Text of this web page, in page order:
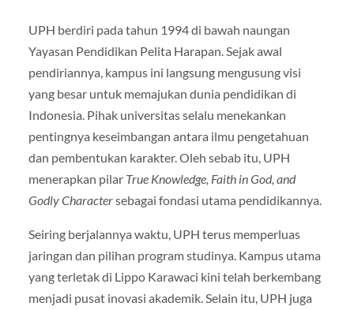
UPH berdiri pada tahun 1994 di bawah naungan
Yayasan Pendidikan Pelita Harapan. Sejak awal
pendiriannya, kampus ini langsung mengusung visi
yang besar untuk memajukan dunia pendidikan di
Indonesia. Pihak universitas selalu menekankan
pentingnya keseimbangan antara ilmu pengetahuan
dan pembentukan karakter. Oleh sebab itu, UPH
menerapkan pilar True Knowledge, Faith in God, and
Godly Charactersebagai fondasi utama pendidikannya.
Seiring berjalannya waktu, UPH terus memperluas
jaringan dan pilihan program studinya. Kampus utama
yang terletak di Lippo Karawaci kini telah berkembang
menjadi pusat inovasi akademik. Selain itu, UPH juga